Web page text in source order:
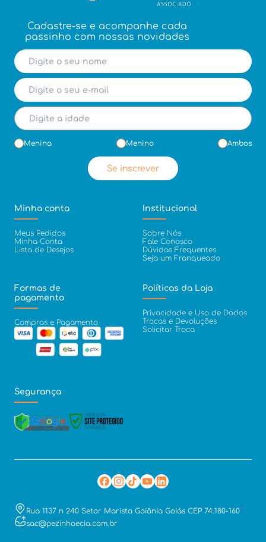
Cadastre-se e acompanhe cada
passinho com nossas novidades
Menina Menino Ambos
Se inscrever
Minha conta
Meus Pedidos
Minha Conta
Lista de Desejos
Institucional
Sobre Nós
Fale Conosco
Dúvidas Frequentes
Seja um Franqueado
Formas de
pagamento
Compras e Pagamento
Políticas da Loja
Privacidade e Uso de Dados
Trocas e Devoluções
Solicitar Troca
Segurança
Rua 1137 n 240 Setor Marista Goiânia Goiás CEP 74.180-160
sac@pezinhoecia.com.br